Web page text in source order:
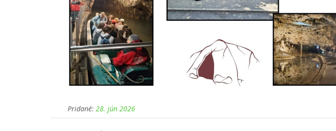
Pridané:28. jún 2026
DRUHÁCI NA MORAVE